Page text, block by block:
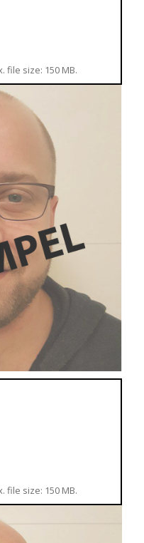
file size: 150 MB.
file size: 150 MB.